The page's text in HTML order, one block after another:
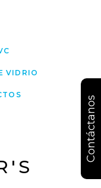
VIDRIO
Contáctanos